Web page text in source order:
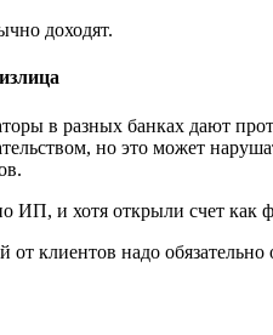
доходят.
в разных банках дают
но это может
и хотя открыли счет как
клиентов надо